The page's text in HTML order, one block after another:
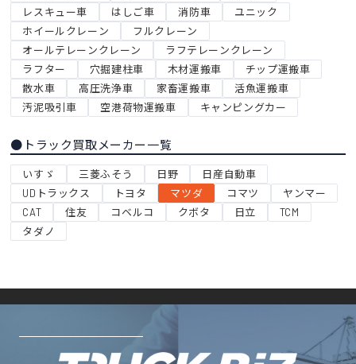
レスキュー車
はしご車 消防車
ユニック
ホイールクレーン
フルクレーン
オールテレーンクレーン
ラフテレーンクレーン
ラフター
穴掘建柱車 木材運搬車
チップ運搬車
散水車
高圧洗浄車 家畜運搬車
活魚運搬車
汚泥吸引車
空港荷物運搬車 キャンピングカー
●トラック買取メーカー一覧
いすゞ 三菱ふそう 日野
日産自動車
UDトラックス
トヨタ マツダ コマツ
ヤンマー
CAT
住友 コベルコ クボタ 日立
TCM
タダノ